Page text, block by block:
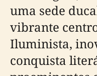
uma sede
vibrante
Iluminista,
conquista